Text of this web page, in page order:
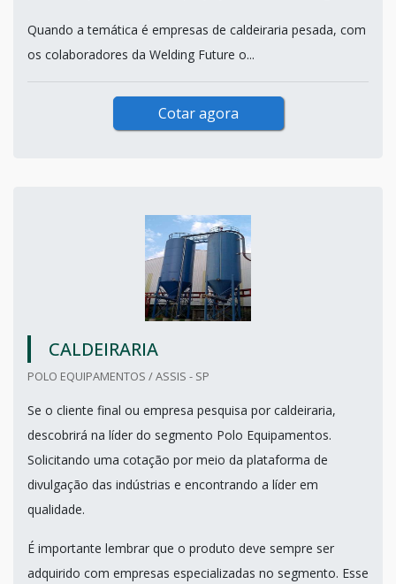
Quando a temática é empresas de caldeiraria pesada, com
os colaboradores da Welding Future o...
Cotar agora
CALDEIRARIA
POLO EQUIPAMENTOS / ASSIS - SP
Se o cliente final ou empresa pesquisa por caldeiraria,
descobrirá na líder do segmento Polo Equipamentos.
Solicitando uma cotação por meio da plataforma de
divulgação das indústrias e encontrando a líder em
qualidade.
É importante lembrar que o produto deve sempre ser
adquirido com empresas especializadas no segmento. Esse